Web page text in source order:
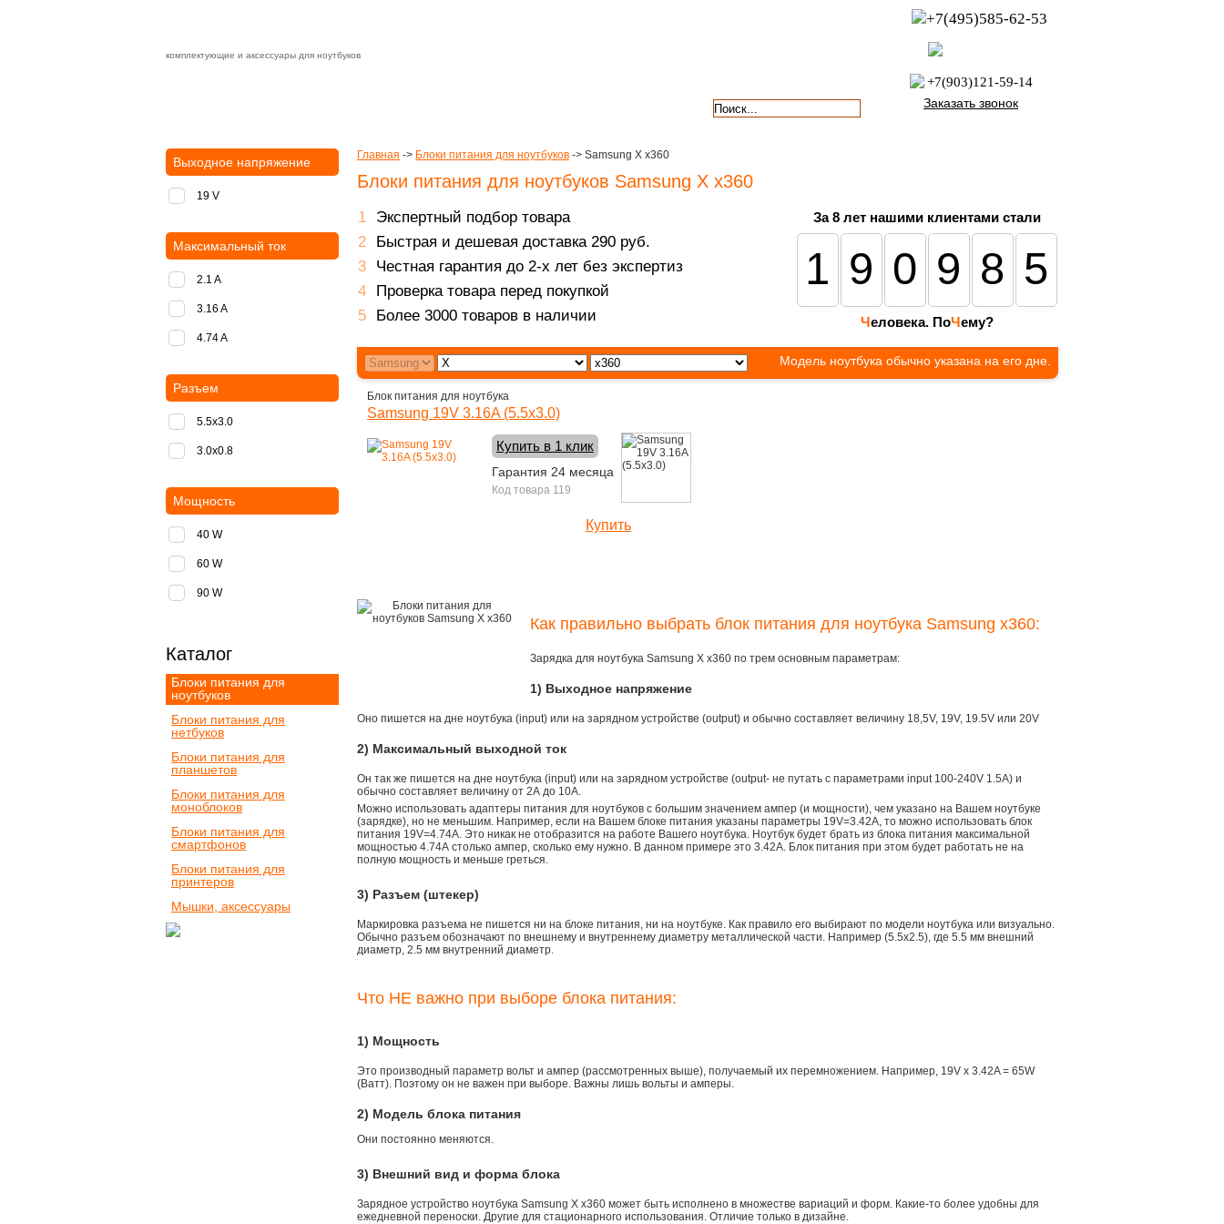
комплектующие и аксессуары для ноутбуков
+7(495)585-62-53
+7(903)121-59-14
Заказать звонок
Главная -> Блоки питания для ноутбуков -> Samsung X x360
Блоки питания для ноутбуков Samsung X x360
Экспертный подбор товара
Быстрая и дешевая доставка 290 руб.
Честная гарантия до 2-х лет без экспертиз
Проверка товара перед покупкой
Более 3000 товаров в наличии
За 8 лет нашими клиентами стали
190985
Человека. ПоЧему?
Модель ноутбука обычно указана на его дне.
Блок питания для ноутбука
Samsung 19V 3.16A (5.5x3.0)
Купить в 1 клик
Гарантия 24 месяца
Код товара 119
Купить
Как правильно выбрать блок питания для ноутбука Samsung x360:
Зарядка для ноутбука Samsung X x360 по трем основным параметрам:
1) Выходное напряжение
Оно пишется на дне ноутбука (input) или на зарядном устройстве (output) и обычно составляет величину 18,5V, 19V, 19.5V или 20V
2) Максимальный выходной ток
Он так же пишется на дне ноутбука (input) или на зарядном устройстве (output- не путать с параметрами input 100-240V 1.5A) и
обычно составляет величину от 2А до 10A.
Можно использовать адаптеры питания для ноутбуков с большим значением ампер (и мощности), чем указано на Вашем ноутбуке
(зарядке), но не меньшим. Например, если на Вашем блоке питания указаны параметры 19V=3.42A, то можно использовать блок
питания 19V=4.74A. Это никак не отобразится на работе Вашего ноутбука. Ноутбук будет брать из блока питания максимальной
мощностью 4.74А столько ампер, сколько ему нужно. В данном примере это 3.42А. Блок питания при этом будет работать не на
полную мощность и меньше греться.
3) Разъем (штекер)
Маркировка разъема не пишется ни на блоке питания, ни на ноутбуке. Как правило его выбирают по модели ноутбука или визуально.
Обычно разъем обозначают по внешнему и внутреннему диаметру металлической части. Например (5.5x2.5), где 5.5 мм внешний
диаметр, 2.5 мм внутренний диаметр.
Что НЕ важно при выборе блока питания:
1) Мощность
Это производный параметр вольт и ампер (рассмотренных выше), получаемый их перемножением. Например, 19V x 3.42A = 65W
(Ватт). Поэтому он не важен при выборе. Важны лишь вольты и амперы.
2) Модель блока питания
Они постоянно меняются.
3) Внешний вид и форма блока
Зарядное устройство ноутбука Samsung X x360 может быть исполнено в множестве вариаций и форм. Какие-то более удобны для
ежедневной переноски. Другие для стационарного использования. Отличие только в дизайне.
Выходное напряжение
19 V
Максимальный ток
2.1 A
3.16 A
4.74 A
Разъем
5.5x3.0
3.0x0.8
Мощность
40 W
60 W
90 W
Каталог
Блоки питания для
ноутбуков
Блоки питания для
нетбуков
Блоки питания для
планшетов
Блоки питания для
моноблоков
Блоки питания для
смартфонов
Блоки питания для
принтеров
Мышки, аксессуары